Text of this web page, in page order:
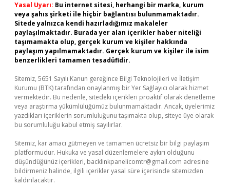
Yasal Uyarı: Bu internet sitesi, herhangi bir marka, kurum
veya şahıs şirketi ile hiçbir bağlantısı bulunmamaktadır.
Sitede yalnızca kendi hazırladığımız makaleler
paylaşılmaktadır. Burada yer alan içerikler haber niteliği
taşımamakta olup, gerçek kurum ve kişiler hakkında
paylaşım yapılmamaktadır. Gerçek kurum ve kişiler ile isim
benzerlikleri tamamen tesadüfidir.
Sitemiz, 5651 Sayılı Kanun gereğince Bilgi Teknolojileri ve İletişim
Kurumu (BTK) tarafından onaylanmış bir Yer Sağlayıcı olarak hizmet
vermektedir. Bu nedenle, sitedeki içerikleri proaktif olarak denetleme
veya araştırma yükümlülüğümüz bulunmamaktadır. Ancak, üyelerimiz
yazdıkları içeriklerin sorumluluğunu taşımakta olup, siteye üye olarak
bu sorumluluğu kabul etmiş sayılırlar.
Sitemiz, kar amacı gütmeyen ve tamamen ücretsiz bir bilgi paylaşım
platformudur. Hukuka ve yasal düzenlemelere aykırı olduğunu
düşündüğünüz içerikleri, backlinkpanelicomtr@gmail.com adresine
bildirmeniz halinde, ilgili içerikler yasal süre içerisinde sitemizden
kaldırılacaktır.